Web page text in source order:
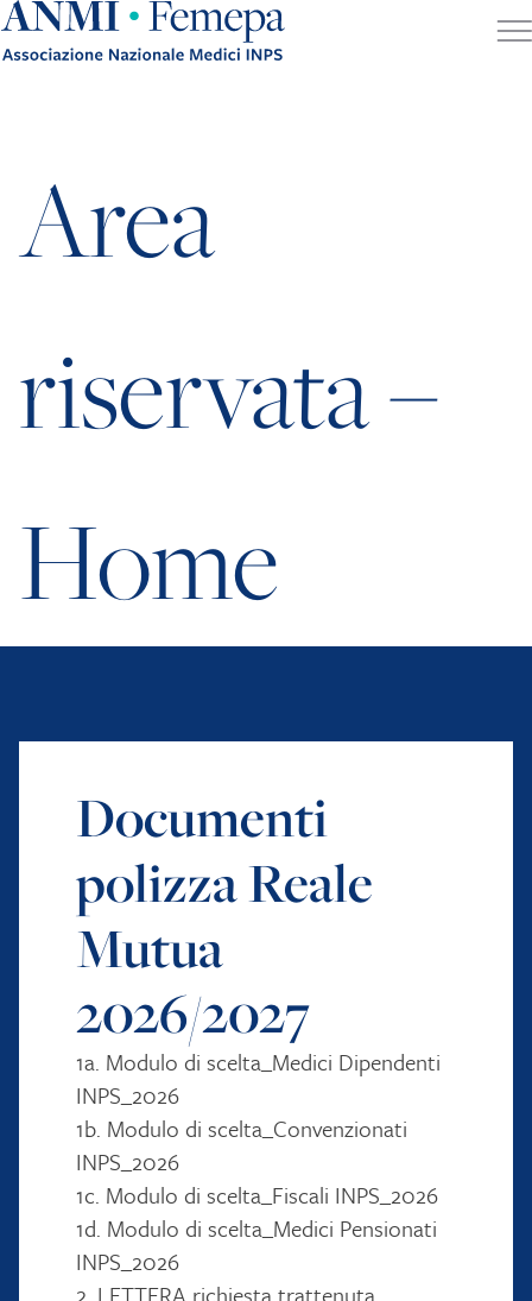
Area
riservata –
Home
Documenti
polizza Reale
Mutua
2026/2027
1a. Modulo di scelta_Medici Dipendenti
INPS_2026
1b. Modulo di scelta_Convenzionati
INPS_2026
1c. Modulo di scelta_Fiscali INPS_2026
1d. Modulo di scelta_Medici Pensionati
INPS_2026
2. LETTERA richiesta trattenuta